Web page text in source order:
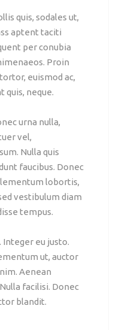
quis, sodales ut,
aptent taciti
per conubia
Proin
euismod ac,
quis, neque.
urna nulla,
vel,
Nulla quis
faucibus. Donec
lobortis,
vestibulum diam
tempus.
Integer eu justo.
ut, auctor
Aenean
facilisi. Donec
blandit.